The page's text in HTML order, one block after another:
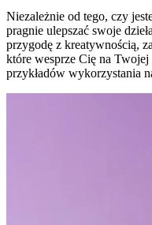
Niezależnie od tego, czy
pragnie ulepszać swoje
przygodę z kreatywnością,
które wesprze Cię na
przykładów wykorzystania